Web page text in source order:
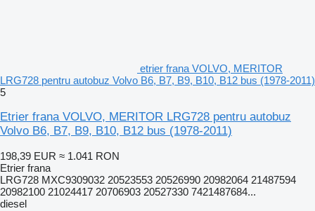
etrier frana VOLVO, MERITOR
LRG728 pentru autobuz Volvo B6, B7, B9, B10, B12 bus (1978-2011)
5
Etrier frana VOLVO, MERITOR LRG728 pentru autobuz
Volvo B6, B7, B9, B10, B12 bus (1978-2011)
198,39 EUR ≈ 1.041 RON
Etrier frana
LRG728 MXC9309032 20523553 20526990 20982064 21487594
20982100 21024417 20706903 20527330 7421487684...
diesel